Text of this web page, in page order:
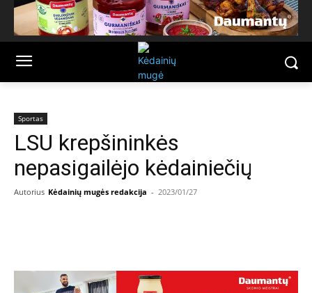
Sportas
LSU krepšininkės
nepasigailėjo kėdainiečių
Autorius Kėdainių mugės redakcija - 2023/01/27